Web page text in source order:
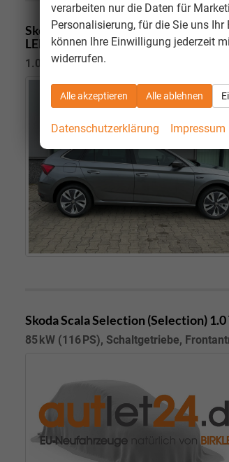
Skoda ScalaEssence 1.0 TSI
LED-Scheinwerfer, Virtual Cockpit
1.0 TSI ; 85KW/116PS ; 6-Gang-
Skoda ScalaSelection (Selection)
85 kW (116 PS), Schaltgetriebe,
verarbeiten nur die Daten für
Personalisierung, für die Sie uns
können Ihre Einwilligung jederzeit
widerrufen.
Alle akzeptieren Alle ablehnen
Datenschutzerklärung Impressum